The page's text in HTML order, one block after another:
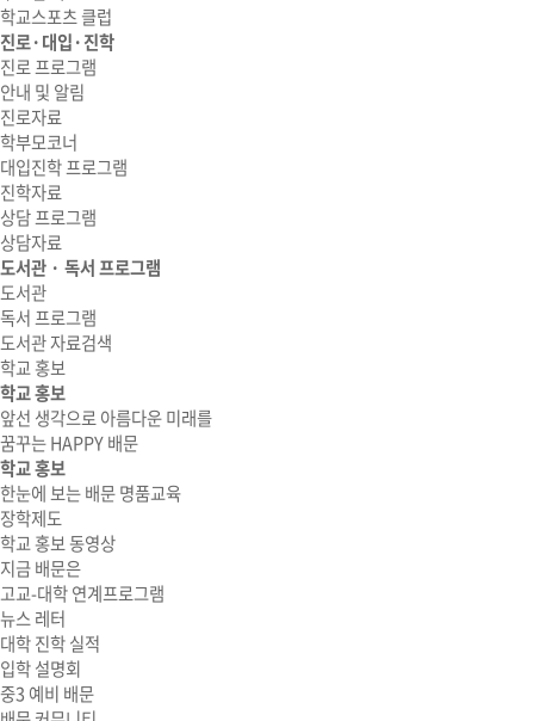
학교스포츠 클럽
진로·대입·진학
진로 프로그램
안내 및 알림
진로자료
학부모코너
대입진학 프로그램
진학자료
상담 프로그램
상담자료
도서관 · 독서 프로그램
도서관
독서 프로그램
도서관 자료검색
학교 홍보
학교 홍보
앞선 생각으로 아름다운 미래를
꿈꾸는 HAPPY 배문
학교 홍보
한눈에 보는 배문 명품교육
장학제도
학교 홍보 동영상
지금 배문은
고교-대학 연계프로그램
뉴스 레터
대학 진학 실적
입학 설명회
중3 예비 배문